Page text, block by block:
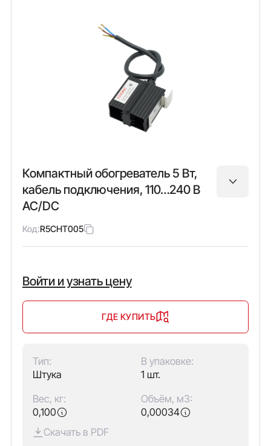
Компактный обогреватель 5 Вт,
кабель подключения, 110…240 В
AC/DC
Код:R5CHT005
Войти и узнать цену
ГДЕ КУПИТЬ
Тип:
Штука
В упаковке:
1 шт.
Вес, кг:
0,100
Объём, м3:
0,00034
Скачать в PDF